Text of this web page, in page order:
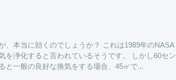
、本当に効くのでしょうか？ これは1989年のNASA
を浄化すると言われているそうです。 しかし60セン
と一般の良好な換気をする場合、45㎡で...